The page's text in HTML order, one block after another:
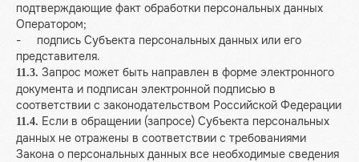
подтверждающие факт обработки персональных данных
Оператором;
- подпись Субъекта персональных данных или его
представителя.
11.3. Запрос может быть направлен в форме электронного
документа и подписан электронной подписью в
соответствии с законодательством Российской Федерации
11.4. Если в обращении (запросе) Субъекта персональных
данных не отражены в соответствии с требованиями
Закона о персональных данных все необходимые сведения